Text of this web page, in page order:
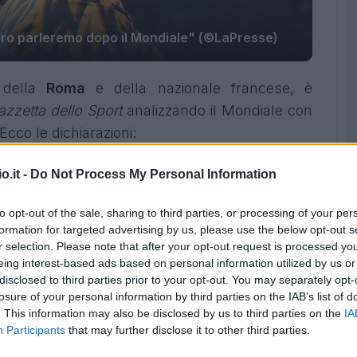
- Do Not Process My Personal Information
opt-out of the sale, sharing to third parties, or processing of your
for targeted advertising by us, please use the below opt-out
selection. Please note that after your opt-out request is processed
interest-based ads based on personal information utilized by us
to third parties prior to your opt-out. You may separately
of your personal information by third parties on the IAB’s list of
This information may also be disclosed by us to third parties on the
Participants that may further disclose it to other third parties.
parleremo dopo il Mondiale" (©LaPresse)
Roma e della nazionale francese, è
dello Sport analizzando il Mondiale con
le dichiarazioni: